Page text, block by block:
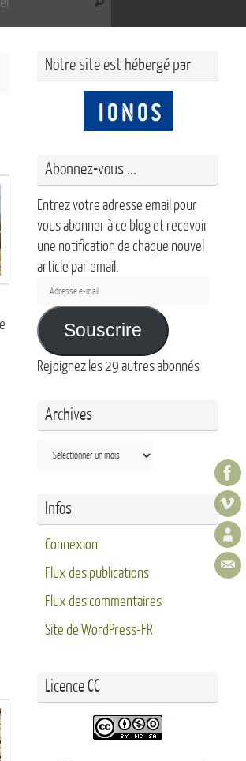
Notre site est hébergé par
Abonnez-vous ...
Entrez votre adresse email pour
vous abonner à ce blog et recevoir
une notification de chaque nouvel
article par email.
Adresse
e-
mail
Souscrire
Rejoignez les 29 autres abonnés
Archives
Archives
Infos
Connexion
Flux des publications
Flux des commentaires
Site de WordPress-FR
Licence CC